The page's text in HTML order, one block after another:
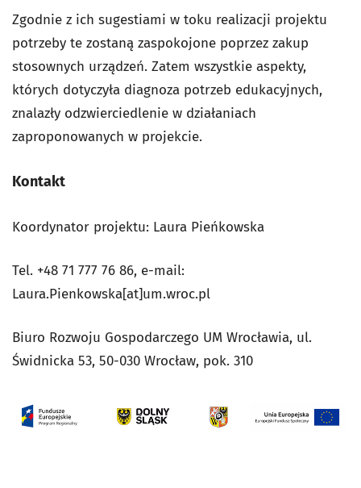
Zgodnie z ich sugestiami w toku realizacji projektu
potrzeby te zostaną zaspokojone poprzez zakup
stosownych urządzeń. Zatem wszystkie aspekty,
których dotyczyła diagnoza potrzeb edukacyjnych,
znalazły odzwierciedlenie w działaniach
zaproponowanych w projekcie.
Kontakt
Koordynator projektu: Laura Pieńkowska
Tel. +48 71 777 76 86, e-mail:
Laura.Pienkowska[at]um.wroc.pl
Biuro Rozwoju Gospodarczego UM Wrocławia, ul.
Świdnicka 53, 50-030 Wrocław, pok. 310